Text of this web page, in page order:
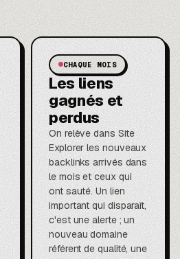
CHAQUE MOIS
Les liens
gagnés et
perdus
On relève dans Site
Explorer les nouveaux
backlinks arrivés dans
le mois et ceux qui
ont sauté. Un lien
important qui disparaît,
c'est une alerte ; un
nouveau domaine
référent de qualité, une